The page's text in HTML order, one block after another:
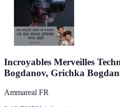
Incroyables Merveilles
Bogdanov, Grichka
Ammareal FR